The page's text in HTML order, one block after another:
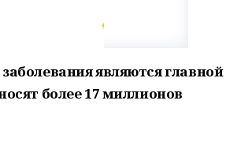
являются главной
более 17 миллионов